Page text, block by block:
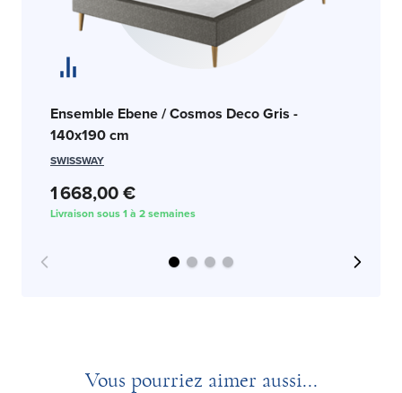
Ensemble Ebene / Cosmos Deco Gris -
140x190 cm
SWISSWAY
1 668,00 €
Livraison sous 1 à 2 semaines
Vous pourriez aimer aussi...